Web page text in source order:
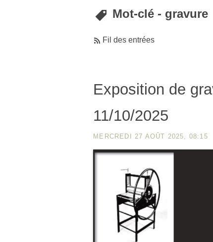
Mot-clé - gravure
Fil des entrées
Exposition de
11/10/2025
MERCREDI 27 AOÛT 2025, 08:15